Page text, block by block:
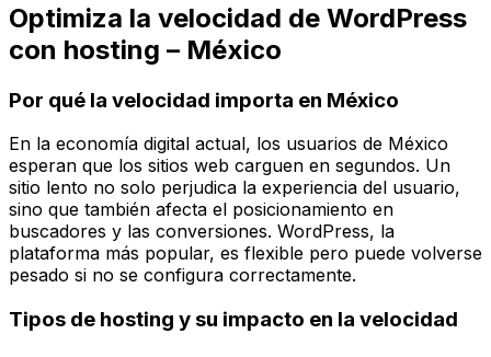
Optimiza la velocidad de WordPress
con hosting – México
Por qué la velocidad importa en México
En la economía digital actual, los usuarios de México
esperan que los sitios web carguen en segundos. Un
sitio lento no solo perjudica la experiencia del usuario,
sino que también afecta el posicionamiento en
buscadores y las conversiones. WordPress, la
plataforma más popular, es flexible pero puede volverse
pesado si no se configura correctamente.
Tipos de hosting y su impacto en la velocidad